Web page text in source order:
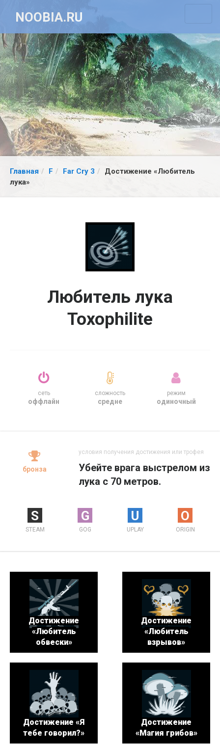
NOOBIA.RU
Главная F Far Cry 3
Достижение «Любитель
лука»
Любитель лука
Toxophilite
сеть
оффлайн
сложность
средне
режим
одиночный
бронза
условия получения достижения или трофея
Убейте врага выстрелом из
лука с 70 метров.
S
STEAM
G
GOG
U
UPLAY
O
ORIGIN
Достижение
«Любитель
обвески»
Достижение
«Любитель
взрывов»
Достижение «Я
тебе говорил?»
Достижение
«Магия грибов»